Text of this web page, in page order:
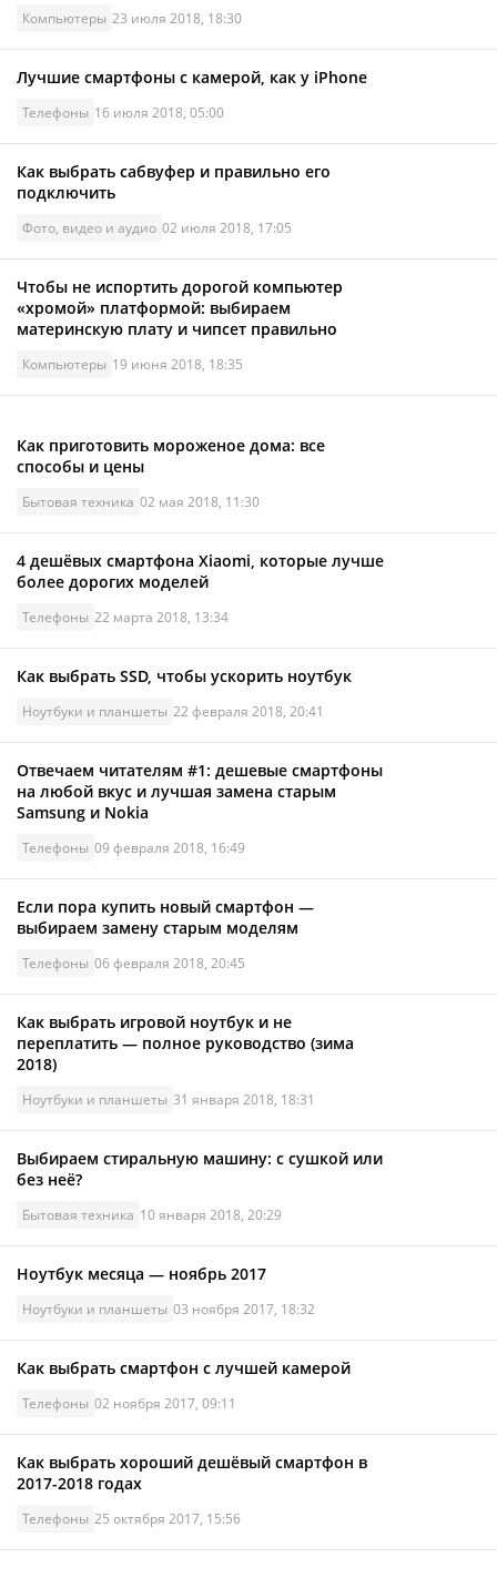
Компьютеры 23 июля 2018, 18:30
Лучшие смартфоны с камерой, как у iPhone
Телефоны 16 июля 2018, 05:00
Как выбрать сабвуфер и правильно его
подключить
Фото, видео и аудио 02 июля 2018, 17:05
Чтобы не испортить дорогой компьютер
«хромой» платформой: выбираем
материнскую плату и чипсет правильно
Компьютеры 19 июня 2018, 18:35
Как приготовить мороженое дома: все
способы и цены
Бытовая техника 02 мая 2018, 11:30
4 дешёвых смартфона Xiaomi, которые лучше
более дорогих моделей
Телефоны 22 марта 2018, 13:34
Как выбрать SSD, чтобы ускорить ноутбук
Ноутбуки и планшеты 22 февраля 2018, 20:41
Отвечаем читателям #1: дешевые смартфоны
на любой вкус и лучшая замена старым
Samsung и Nokia
Телефоны 09 февраля 2018, 16:49
Если пора купить новый смартфон —
выбираем замену старым моделям
Телефоны 06 февраля 2018, 20:45
Как выбрать игровой ноутбук и не
переплатить — полное руководство (зима
2018)
Ноутбуки и планшеты 31 января 2018, 18:31
Выбираем стиральную машину: с сушкой или
без неё?
Бытовая техника 10 января 2018, 20:29
Ноутбук месяца — ноябрь 2017
Ноутбуки и планшеты 03 ноября 2017, 18:32
Как выбрать смартфон с лучшей камерой
Телефоны 02 ноября 2017, 09:11
Как выбрать хороший дешёвый смартфон в
2017-2018 годах
Телефоны 25 октября 2017, 15:56